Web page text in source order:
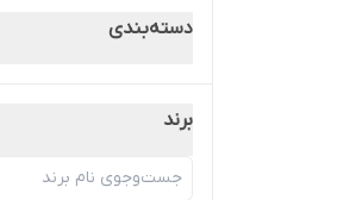
دسته‌بندی
برند